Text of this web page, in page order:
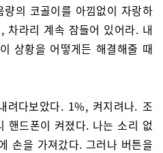
의 코골이를 아낌없이 자랑하
차라리 계속 잠들어 있어라. 내
상황을 어떻게든 해결해줄 때
려다보았다. 1%, 켜지려나. 조
핸드폰이 켜졌다. 나는 소리 없
손을 가져갔다. 그러나 버튼을